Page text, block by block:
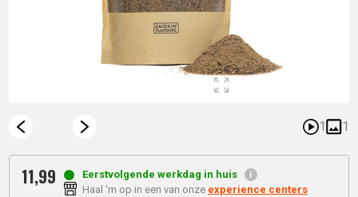
1 1
11,99
Eerstvolgende werkdag in huis
Haal 'm op in een van onze experience centers